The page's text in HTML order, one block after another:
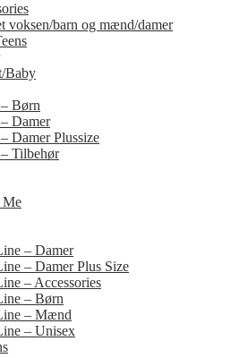
voksen/barn og mænd/damer
Baby
Børn
Damer
Damer Plussize
Tilbehør
Me
– Damer
– Damer Plus Size
– Accessories
– Børn
– Mænd
– Unisex